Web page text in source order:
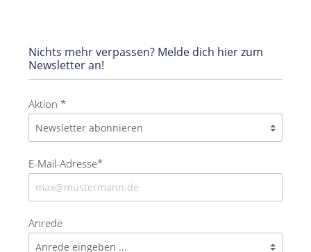
Nichts mehr verpassen? Melde dich hier zum
Newsletter an!
Aktion *
E-Mail-Adresse*
Anrede